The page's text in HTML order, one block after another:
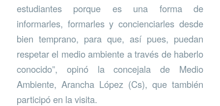
estudiantes porque es una forma de
informarles, formarles y concienciarles desde
bien temprano, para que, así pues, puedan
respetar el medio ambiente a través de haberlo
conocido”, opinó la concejala de Medio
Ambiente, Arancha López (Cs), que también
participó en la visita.